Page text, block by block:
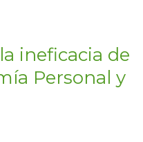
ineficacia de
Personal y